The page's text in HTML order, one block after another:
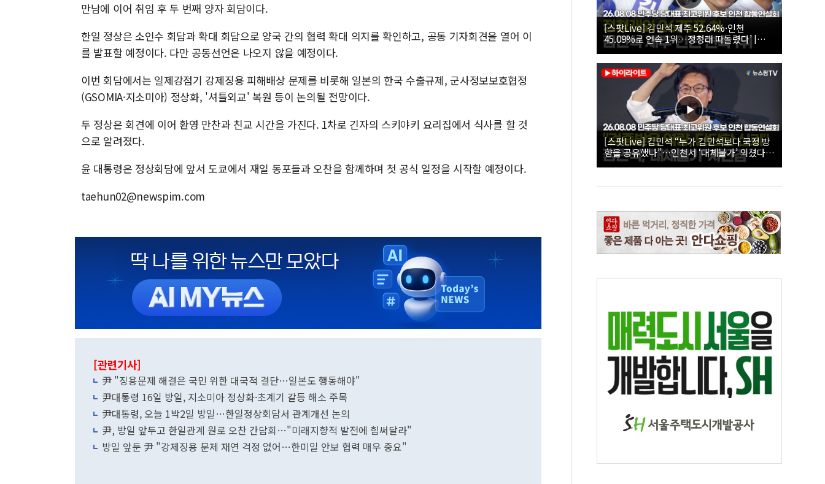
만남에 이어 취임 후 두 번째 양자 회담이다.
한일 정상은 소인수 회담과 확대 회담으로 양국 간의 협력 확대 의지를 확인하고, 공동 기자회견을 열어 이
를 발표할 예정이다. 다만 공동선언은 나오지 않을 예정이다.
이번 회담에서는 일제강점기 강제징용 피해배상 문제를 비롯해 일본의 한국 수출규제, 군사정보보호협정
(GSOMIA·지소미아) 정상화, '셔틀외교' 복원 등이 논의될 전망이다.
두 정상은 회견에 이어 환영 만찬과 친교 시간을 가진다. 1차로 긴자의 스키야키 요리집에서 식사를 할 것
으로 알려졌다.
윤 대통령은 정상회담에 앞서 도쿄에서 재일 동포들과 오찬을 함께하며 첫 공식 일정을 시작할 예정이다.
taehun02@newspim.com
[관련기사]
尹 "징용문제 해결은 국민 위한 대국적 결단…일본도 행동해야"
尹대통령 16일 방일, 지소미아 정상화·초계기 갈등 해소 주목
尹대통령, 오늘 1박2일 방일…한일정상회담서 관계개선 논의
尹, 방일 앞두고 한일관계 원로 오찬 간담회…"미래지향적 발전에 힘써달라"
방일 앞둔 尹 "강제징용 문제 재연 걱정 없어…한미일 안보 협력 매우 중요"
[스팟Live] 김민석 제주 52.64%·인천
45.09%로 연속 1위…정청래 따돌렸다’ |
26.08.08 더불어민주당 당대표·최고위원 후
보 인천 합동연설회
[스팟Live] 김민석 “누가 김민석보다 국정 방
향을 공유했나”…인천서 ‘대체불가’ 외쳤다 |
26.08.08 더불어민주당 당대표·최고위원 후